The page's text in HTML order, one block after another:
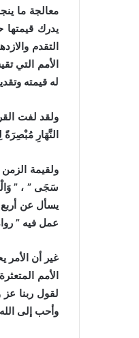
معالجة ما
يدرك قيمتها
التقدم
الأمم التي
له قيمته
ولقد لفت
النَّهَارِ
ولقيمة
سَجَى ” ، ”
يسأل عن أربع
عمل فيه ”
غير أن الأمر
الأمم
لقول ربنا
وأحب إلى